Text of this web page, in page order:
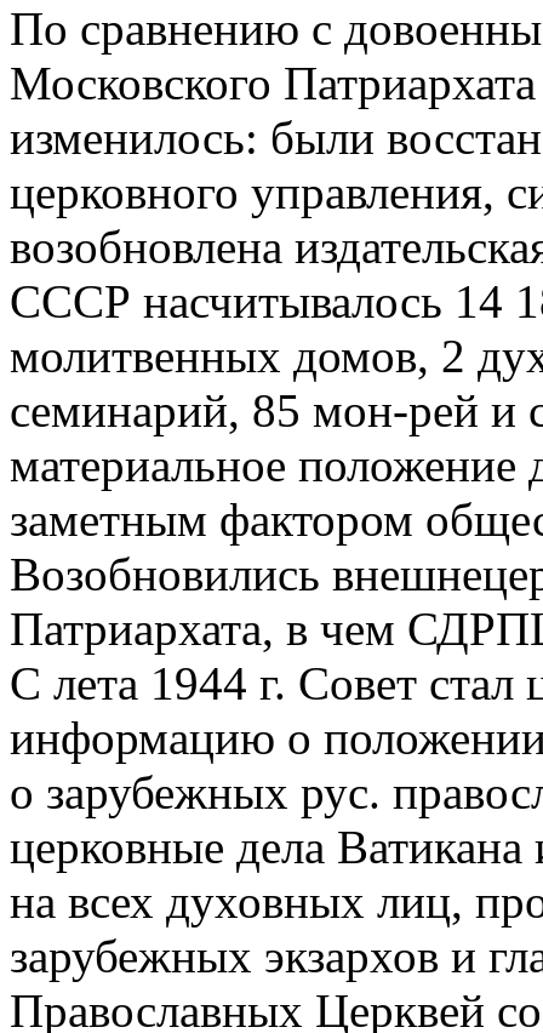
По сравнению с
Московского
изменилось: были
церковного управления,
возобновлена
СССР насчитывалось 14
молитвенных домов, 2
семинарий, 85 мон-рей и
материальное положение
заметным фактором
Возобновились
Патриархата, в чем
С лета 1944 г. Совет стал
информацию о положении
о зарубежных рус.
церковные дела Ватикана
на всех духовных лиц,
зарубежных экзархов и
Православных Церквей